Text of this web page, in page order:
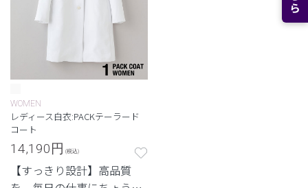
WOMEN
レディース白衣:PACKテーラード
コート
14,190円 (税込)
【すっきり設計】高品質